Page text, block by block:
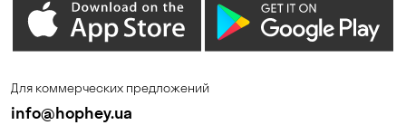
Елизаветовка Зазимье
Каменные Потоки
Для коммерческих предложений
info@hophey.ua